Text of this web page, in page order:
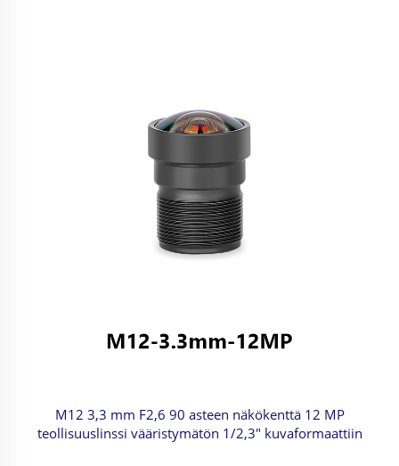
M12 3,3 mm F2,6 90 asteen näkökenttä 12 MP
teollisuuslinssi vääristymätön 1/2,3" kuvaformaattiin